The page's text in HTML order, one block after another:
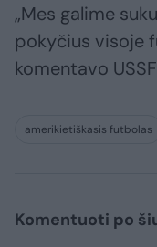
„Mes galime
pokyčius visoje
komentavo
amerikietiškasis futbolas
Komentuoti po